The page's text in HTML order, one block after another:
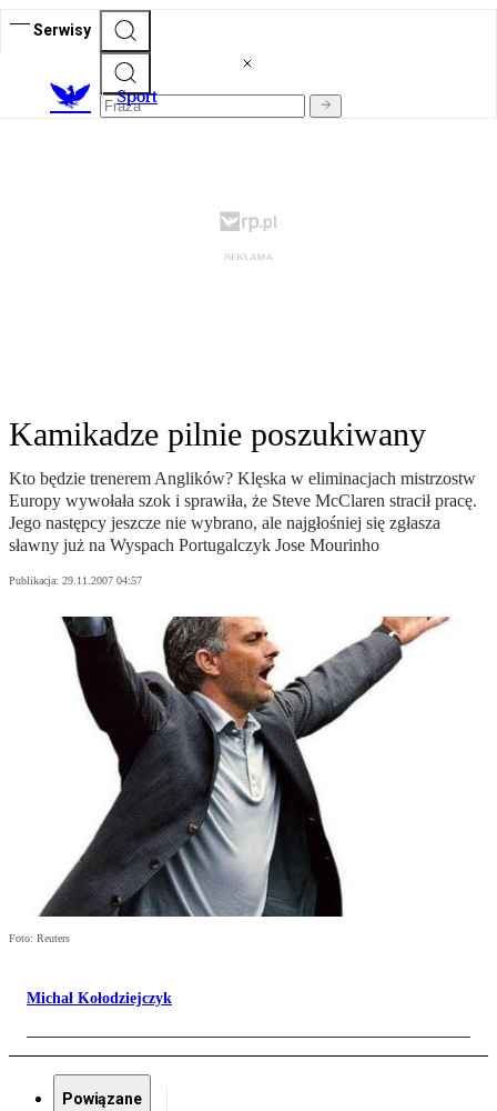
Serwisy
Sport
Kamikadze pilnie poszukiwany
Kto będzie trenerem Anglików? Klęska w eliminacjach mistrzostw
Europy wywołała szok i sprawiła, że Steve McClaren stracił pracę.
Jego następcy jeszcze nie wybrano, ale najgłośniej się zgłasza
sławny już na Wyspach Portugalczyk Jose Mourinho
Publikacja: 29.11.2007 04:57
Foto: Reuters
Michał Kołodziejczyk
Powiązane